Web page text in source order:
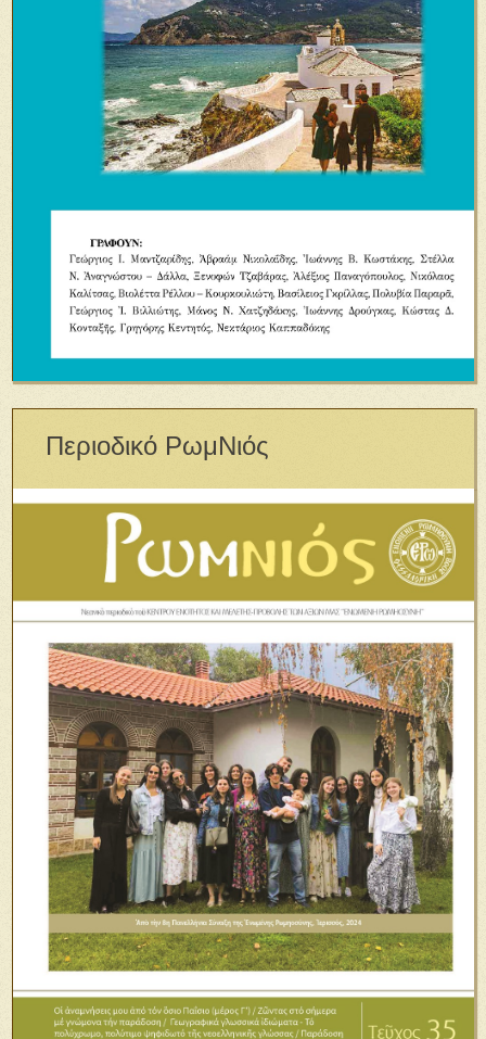
Περιοδικό ΡωμΝιός